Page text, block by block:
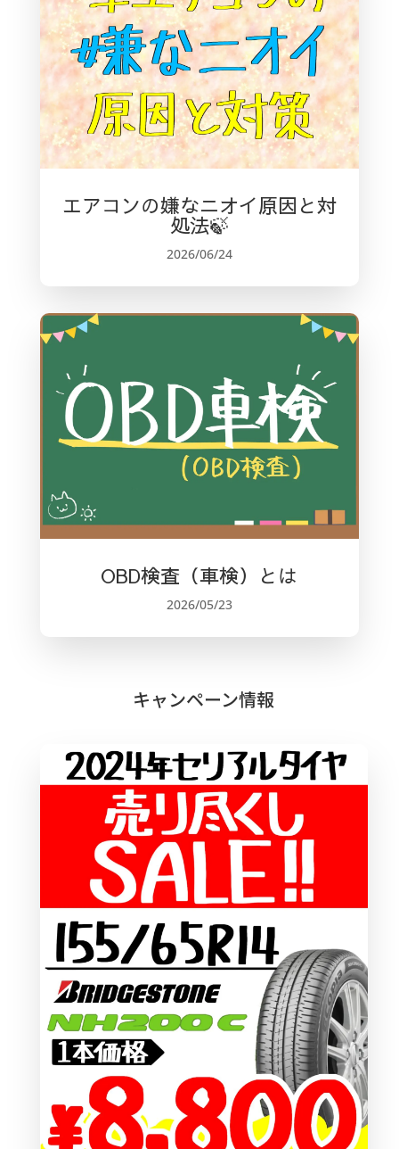
o
k
エアコンの嫌なニオイ原因と対
処法🍃
2026/06/24
OBD検査（車検）とは
2026/05/23
キャンペーン情報